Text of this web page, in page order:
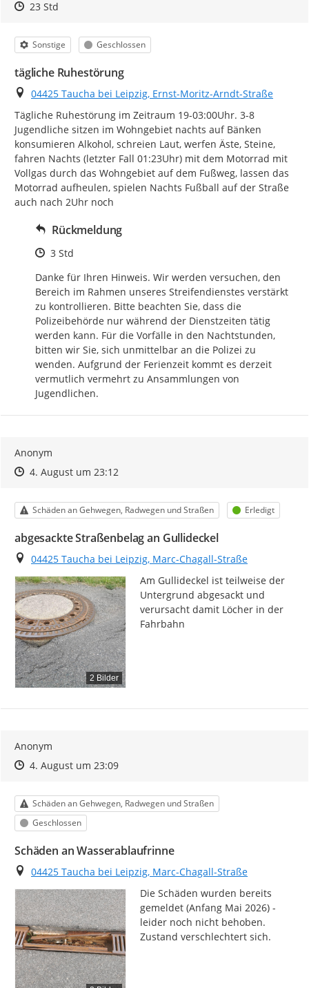
Zeitpunkt des Erstellens
Zeitpunkt des Erstellens
23 StdZur Äußerung
Kategorie
Sonstige Status
Geschlossen
tägliche Ruhestörung
Ort
04425 Taucha bei Leipzig, Ernst-Moritz-Arndt-Straße
Tägliche Ruhestörung im Zeitraum 19-03:00Uhr. 3-8
Jugendliche sitzen im Wohngebiet nachts auf Bänken
konsumieren Alkohol, schreien Laut, werfen Äste, Steine,
fahren Nachts (letzter Fall 01:23Uhr) mit dem Motorrad mit
Vollgas durch das Wohngebiet auf dem Fußweg, lassen das
Motorrad aufheulen, spielen Nachts Fußball auf der Straße
auch nach 2Uhr noch
Rückmeldung
Zeitpunkt des Erstellens
3 Std
Danke für Ihren Hinweis. Wir werden versuchen, den
Bereich im Rahmen unseres Streifendienstes verstärkt
zu kontrollieren. Bitte beachten Sie, dass die
Polizeibehörde nur während der Dienstzeiten tätig
werden kann. Für die Vorfälle in den Nachtstunden,
bitten wir Sie, sich unmittelbar an die Polizei zu
wenden. Aufgrund der Ferienzeit kommt es derzeit
vermutlich vermehrt zu Ansammlungen von
Jugendlichen.
Anonym
Zeitpunkt des Erstellens
Zeitpunkt des Erstellens
4. August um 23:12Zur Äußerung
Kategorie
Schäden an Gehwegen, Radwegen und Straßen Status
Erledigt
abgesackte Straßenbelag an Gullideckel
Ort
04425 Taucha bei Leipzig, Marc-Chagall-Straße
2 Bilder
Am Gullideckel ist teilweise der
Untergrund abgesackt und
verursacht damit Löcher in der
Fahrbahn
Anonym
Zeitpunkt des Erstellens
Zeitpunkt des Erstellens
4. August um 23:09Zur Äußerung
Kategorie
Schäden an Gehwegen, Radwegen und Straßen
Status
Geschlossen
Schäden an Wasserablaufrinne
Ort
04425 Taucha bei Leipzig, Marc-Chagall-Straße
Die Schäden wurden bereits
gemeldet (Anfang Mai 2026) -
leider noch nicht behoben.
Zustand verschlechtert sich.